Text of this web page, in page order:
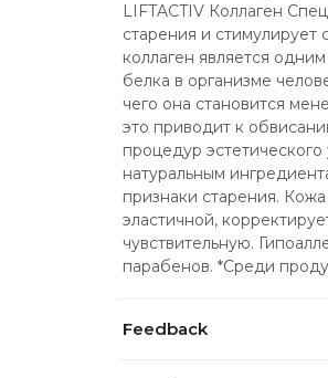
LIFTACTIV Коллаген
старения и
коллаген является
белка в организме
чего она становится
это приводит к
процедур
натуральным
признаки старения.
эластичной,
чувствительную.
парабенов. *Среди
Feedback